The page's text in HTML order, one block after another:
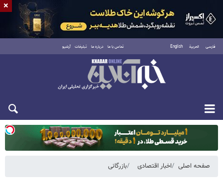
فارسی العربية English تماس با ما درباره ما تبلیغات آرشیو
یکشنبه ۱۸ مرداد ۱۴۰۵
صفحه اصلی اخبار اقتصادی بازرگانی
×